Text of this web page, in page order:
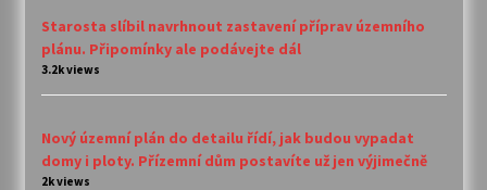
Starosta slíbil navrhnout zastavení příprav územního
plánu. Připomínky ale podávejte dál
3.2k views
Nový územní plán do detailu řídí, jak budou vypadat
domy i ploty. Přízemní dům postavíte už jen výjimečně
2k views